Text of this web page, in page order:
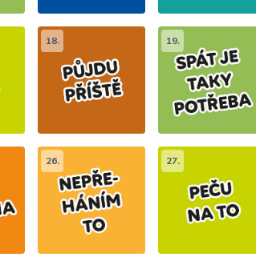
18. 19.
26. 27.